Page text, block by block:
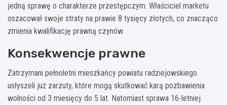
jedną sprawę o charakterze przestępczym. Właściciel marketu
oszacował swoje straty na prawie 8 tysięcy złotych, co znacząco
zmienia kwalifikację prawną czynów.
Konsekwencje prawne
Zatrzymani pełnoletni mieszkańcy powiatu radziejowskiego
usłyszeli już zarzuty, które mogą skutkować karą pozbawienia
wolności od 3 miesięcy do 5 lat. Natomiast sprawa 16-letniej